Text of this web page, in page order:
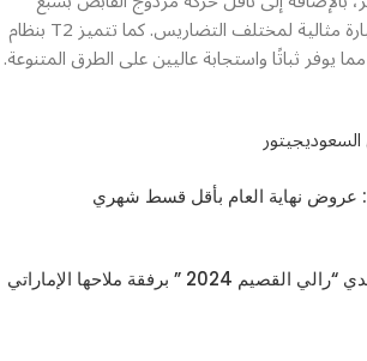
سرعات، مما يجعل السيارة مثالية لمختلف التضاريس. كما تتميز T2 بنظام
جيتور
أرجوان عمار تستعد لتحدي “رالي القصيم 2024 ” برفقة ملاحها الإماراتي